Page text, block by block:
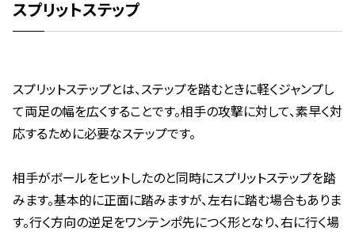
スプリットステップ
スプリットステップとは、ステップを踏むときに軽くジャンプし
て両足の幅を広くすることです。相手の攻撃に対して、素早く対
応するために必要なステップです。
相手がボールをヒットしたのと同時にスプリットステップを踏
みます。基本的に正面に踏みますが、左右に踏む場合もありま
す。行く方向の逆足をワンテンポ先につく形となり、右に行く場